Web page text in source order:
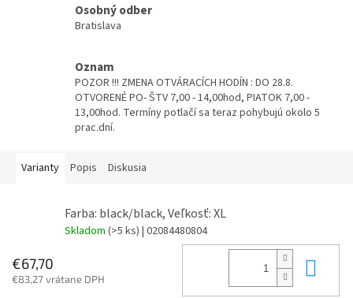
Osobný odber
Bratislava
Oznam
POZOR !!! ZMENA OTVÁRACÍCH HODÍN : DO 28.8.
OTVORENÉ PO- ŠTV 7,00 - 14,00hod, PIATOK 7,00 -
13,00hod. Termíny potlačí sa teraz pohybujú okolo 5
prac.dní.
Varianty Popis Diskusia
Farba: black/black, Veľkosť: XL
Skladom (>5 ks) | 02084480804
€67,70
€83,27 vrátane DPH